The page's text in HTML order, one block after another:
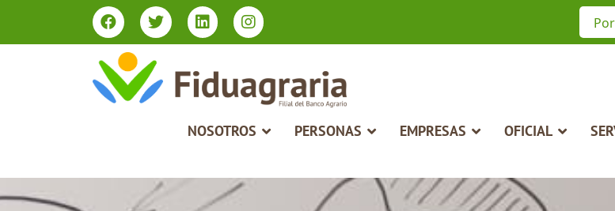
NOSOTROS PERSONAS EMPRESAS OFICIAL